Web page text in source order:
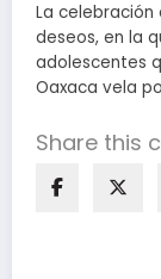
La
deseos, en la
adolescentes
Oaxaca vela
Share this